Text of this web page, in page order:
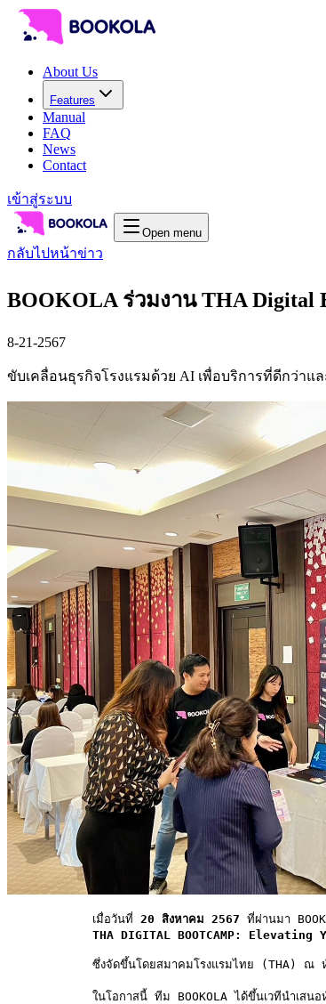
About Us
Features
Manual
FAQ
News
Contact
เข้าสู่ระบบ
Open menu
กลับไปหน้าข่าว
BOOKOLA ร่วมงาน THA Digital
8-21-2567
ขับเคลื่อนธุรกิจโรงแรมด้วย AI เพื่อบริการที่ดีกว่าแ
            เมื่อวันที่
20 สิงหาคม 2567 ที่ผ่านมา
THA DIGITAL BOOTCAMP:
ซึ่งจัดขึ้นโดยสมาคมโรงแรมไทย (THA) ณ
ในโอกาสนี้ ทีม BOOKOLA ได้ขึ้นเวทีนำเสนอ